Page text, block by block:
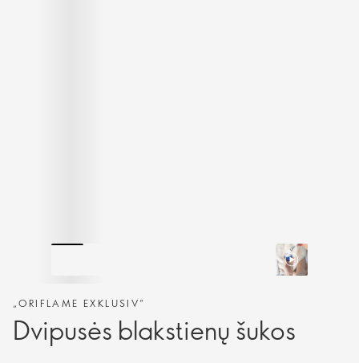
„ORIFLAME EXKLUSIV“
Dvipusės blakstienų šukos